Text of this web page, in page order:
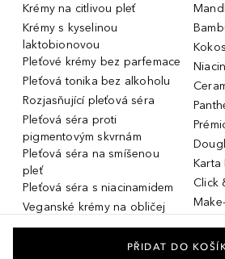
Krémy na citlivou pleť
Krémy s kyselinou
laktobionovou
Pleťové krémy bez parfemace
Pleťová tonika bez alkoholu
Rozjasňující pleťová séra
Pleťová séra proti
pigmentovým skvrnám
Pleťová séra na smíšenou
pleť
Pleťová séra s niacinamidem
Veganské krémy na obličej
Miniatury parfémů, cestovní
Karta
Click
PŘIDAT DO